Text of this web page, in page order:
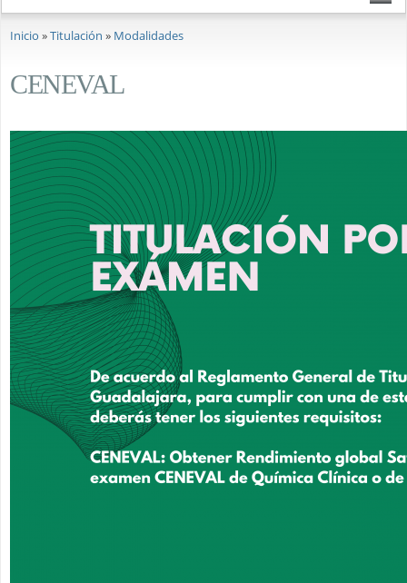
Inicio »Titulación » Modalidades
CENEVAL